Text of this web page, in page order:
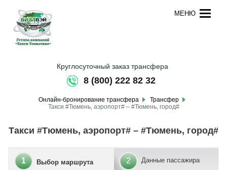
МЕНЮ
Круглосуточный заказ трансфера
8 (800) 222 82 32
Онлайн-бронирование трансфера
Трансфер
Такси #Тюмень, аэропорт# – #Тюмень, город#
Такси #Тюмень, аэропорт# – #Тюмень, город#
1 Выбор маршрута 2 Данные пассажира